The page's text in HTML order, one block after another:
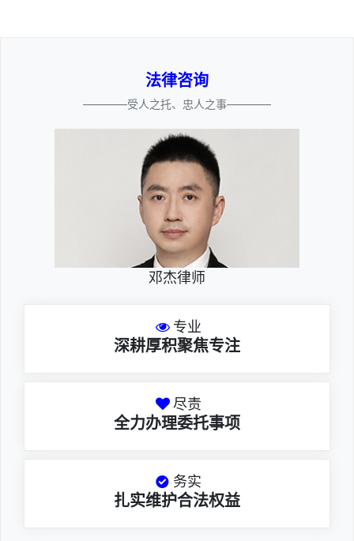
法律咨询
————受人之托、忠人之事————
邓杰律师
专业
深耕厚积聚焦专注
尽责
全力办理委托事项
务实
扎实维护合法权益